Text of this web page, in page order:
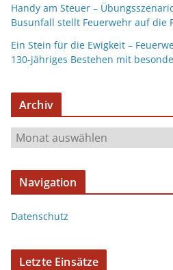
Handy am Steuer –
Busunfall stellt Feuerwehr auf die
Ein Stein für die Ewigkeit –
130-jähriges Bestehen mit
Archiv
Navigation
Datenschutz
Letzte Einsätze